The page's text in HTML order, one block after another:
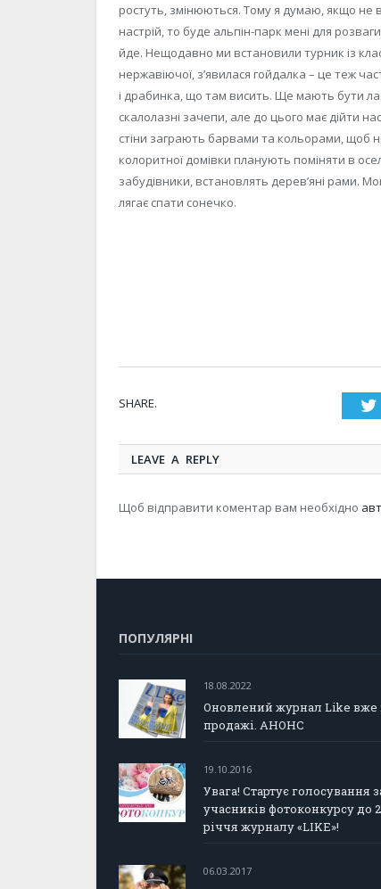
ростуть, змінюються. Тому я думаю, якщо не
настрій, то буде альпін-парк мені для
йде. Нещодавно ми встановили турник із
нержавіючої, зʼявилася гойдалка – це теж
і драбинка, що там висить. Ще мають бути
скалолазні зачепи, але до цього має дійти
стіни заграють барвами та кольорами, щоб
колоритної домівки планують поміняти в
забудівники, встановлять деревʼяні рами.
лягає спати сонечко.
SHARE.
LEAVE A REPLY
Щоб відправити коментар вам необхідно
ПОПУЛЯРНІ
18.08.2022
Оновлений журнал Like вже
продажі. АНОНС
19.10.2016
Увага! Стартує голосування
учасників фотоконкурсу до
річчя журналу «LIKE»!
06.03.2017